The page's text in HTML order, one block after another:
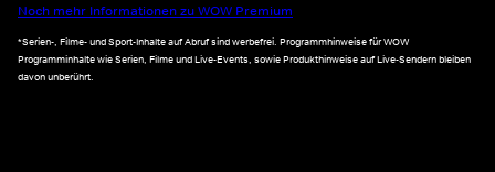
Noch mehr Informationen zu WOW Premium
*Serien-, Filme- und Sport-Inhalte auf Abruf sind werbefrei. Programmhinweise für WOW
Programminhalte wie Serien, Filme und Live-Events, sowie Produkthinweise auf Live-Sendern bleiben
davon unberührt.